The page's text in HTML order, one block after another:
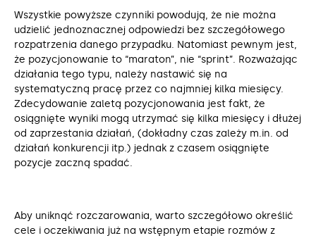
Wszystkie powyższe czynniki powodują, że nie można
udzielić jednoznacznej odpowiedzi bez szczegółowego
rozpatrzenia danego przypadku. Natomiast pewnym jest,
że pozycjonowanie to “maraton”, nie “sprint”. Rozważając
działania tego typu, należy nastawić się na
systematyczną pracę przez co najmniej kilka miesięcy.
Zdecydowanie zaletą pozycjonowania jest fakt, że
osiągnięte wyniki mogą utrzymać się kilka miesięcy i dłużej
od zaprzestania działań, (dokładny czas zależy m.in. od
działań konkurencji itp.) jednak z czasem osiągnięte
pozycje zaczną spadać.
Aby uniknąć rozczarowania, warto szczegółowo określić
cele i oczekiwania już na wstępnym etapie rozmów z